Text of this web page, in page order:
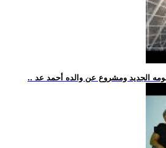
الجديد ومشروع عن والده أحمد عد